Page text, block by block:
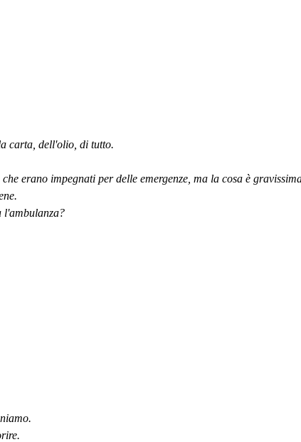
carta, dell'olio, di tutto.
erano impegnati per delle emergenze, ma la cosa è